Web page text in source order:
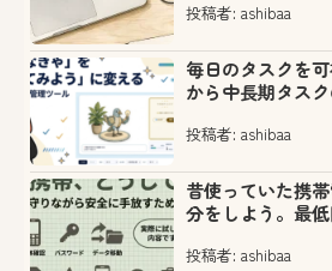
投稿者: ashibaa
毎日のタスクを
から中長期タス
投稿者: ashibaa
昔使っていた携
分をしよう。最
投稿者: ashibaa